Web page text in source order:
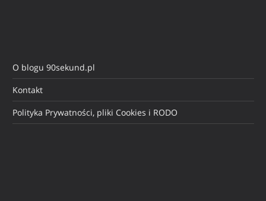
O blogu 90sekund.pl
Kontakt
Polityka Prywatności, pliki Cookies i RODO